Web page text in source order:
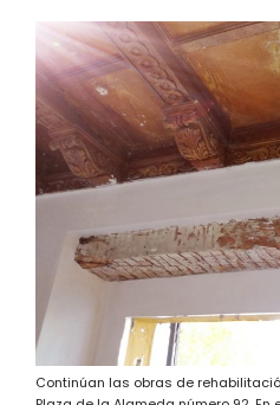
Continúan las obras de